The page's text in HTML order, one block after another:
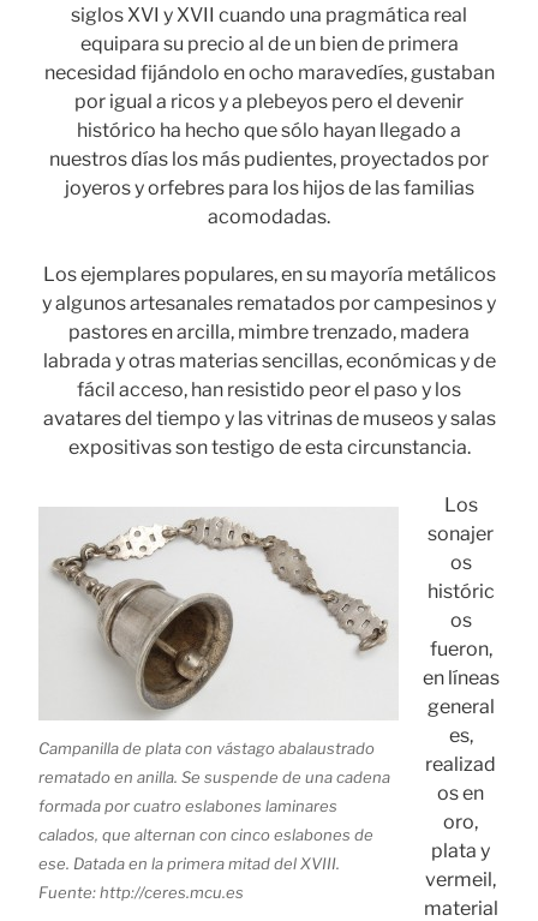
siglos XVI y XVII cuando una pragmática real
equipara su precio al de un bien de primera
necesidad fijándolo en ocho maravedíes, gustaban
por igual a ricos y a plebeyos pero el devenir
histórico ha hecho que sólo hayan llegado a
nuestros días los más pudientes, proyectados por
joyeros y orfebres para los hijos de las familias
acomodadas.
Los ejemplares populares, en su mayoría metálicos
y algunos artesanales rematados por campesinos y
pastores en arcilla, mimbre trenzado, madera
labrada y otras materias sencillas, económicas y de
fácil acceso, han resistido peor el paso y los
avatares del tiempo y las vitrinas de museos y salas
expositivas son testigo de esta circunstancia.
Campanilla de plata con vástago abalaustrado
rematado en anilla. Se suspende de una cadena
formada por cuatro eslabones laminares
calados, que alternan con cinco eslabones de
ese. Datada en la primera mitad del XVIII.
Fuente: http://ceres.mcu.es
Los
sonajer
os
históric
os
fueron,
en líneas
general
es,
realizad
os en
oro,
plata y
vermeil,
material